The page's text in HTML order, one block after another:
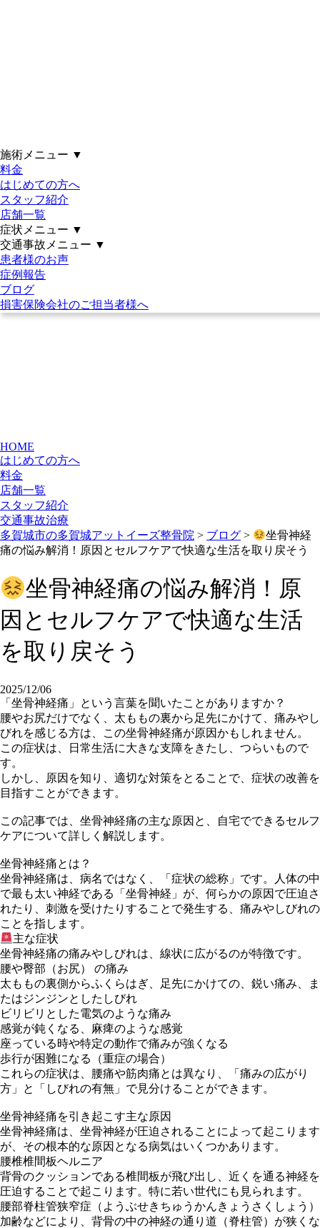
施術メニュー ▼
料金
はじめての方へ
スタッフ紹介
店舗一覧
症状メニュー ▼
交通事故メニュー ▼
患者様のお声
症例報告
ブログ
損害保険会社のご担当者様へ
術者在籍｜仙台市泉区・若林
区・多賀城市｜アットイーズ
整骨院グループ
受付時間
9:30～12:30
15:00～21:00
※年中無休で営業
HOME
はじめての方へ
料金
店舗一覧
スタッフ紹介
交通事故治療
多賀城市の多賀城アットイーズ整骨院 > ブログ >
坐骨神経
痛の悩み解消！原因とセルフケアで快適な生活を取り戻そう
坐骨神経痛の悩み解消！原
因とセルフケアで快適な生活
を取り戻そう
2025/12/06
「坐骨神経痛」という言葉を聞いたことがありますか？
腰やお尻だけでなく、太ももの裏から足先にかけて、痛みやし
びれを感じる方は、この坐骨神経痛が原因かもしれません。
この症状は、日常生活に大きな支障をきたし、つらいもので
す。
しかし、原因を知り、適切な対策をとることで、症状の改善を
目指すことができます。
この記事では、坐骨神経痛の主な原因と、自宅でできるセルフ
ケアについて詳しく解説します。
坐骨神経痛とは？
坐骨神経痛は、病名ではなく、「症状の総称」です。人体の中
で最も太い神経である「坐骨神経」が、何らかの原因で圧迫さ
れたり、刺激を受けたりすることで発生する、痛みやしびれの
ことを指します。
主な症状
坐骨神経痛の痛みやしびれは、線状に広がるのが特徴です。
腰や臀部（お尻） の痛み
太ももの裏側からふくらはぎ、足先にかけての、鋭い痛み、ま
たはジンジンとしたしびれ
ビリビリとした電気のような痛み
感覚が鈍くなる、麻痺のような感覚
座っている時や特定の動作で痛みが強くなる
歩行が困難になる（重症の場合）
これらの症状は、腰痛や筋肉痛とは異なり、「痛みの広がり
方」と「しびれの有無」で見分けることができます。
坐骨神経痛を引き起こす主な原因
坐骨神経痛は、坐骨神経が圧迫されることによって起こります
が、その根本的な原因となる病気はいくつかあります。
腰椎椎間板ヘルニア
背骨のクッションである椎間板が飛び出し、近くを通る神経を
圧迫することで起こります。特に若い世代にも見られます。
腰部脊柱管狭窄症（ようぶせきちゅうかんきょうさくしょう）
加齢などにより、背骨の中の神経の通り道（脊柱管）が狭くな